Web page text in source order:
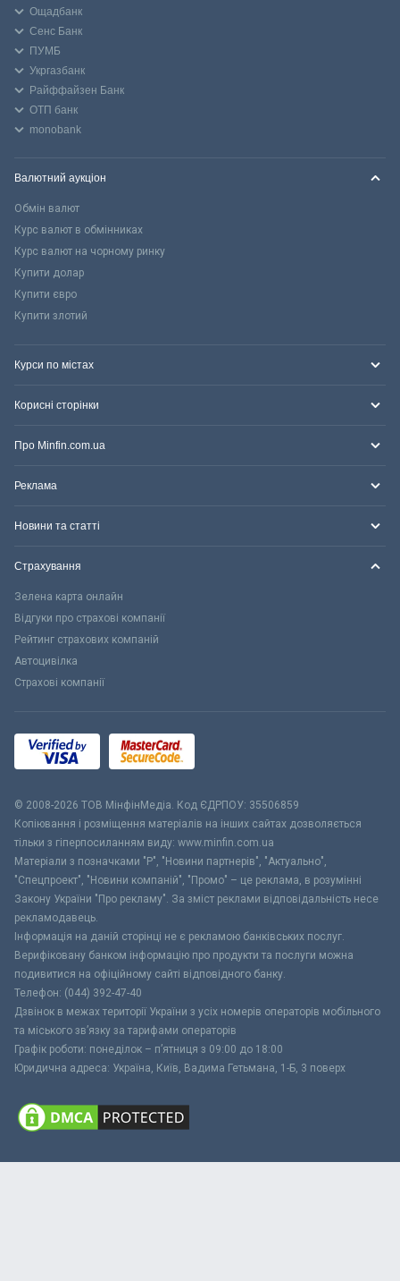
Ощадбанк
Сенс Банк
ПУМБ
Укргазбанк
Райффайзен Банк
ОТП банк
monobank
Валютний аукціон
Обмін валют
Курс валют в обмінниках
Курс валют на чорному ринку
Купити долар
Купити євро
Купити злотий
Курси по містах
Корисні сторінки
Про Minfin.com.ua
Реклама
Новини та статті
Страхування
Зелена карта онлайн
Відгуки про страхові компанії
Рейтинг страхових компаній
Автоцивілка
Страхові компанії
© 2008-2026 ТОВ МiнфiнМедiа. Код ЄДРПОУ: 35506859
Копіювання і розміщення матеріалів на інших сайтах дозволяється
тільки з гіперпосиланням виду: www.minfin.com.ua
Матеріали з позначками "Р", "Новини партнерів", "Актуально",
"Спецпроект", "Новини компаній", "Промо" – це реклама, в розумінні
Закону України "Про рекламу". За зміст реклами відповідальність несе
рекламодавець.
Інформація на даній сторінці не є рекламою банківських послуг.
Верифіковану банком інформацію про продукти та послуги можна
подивитися на офіційному сайті відповідного банку.
Телефон: (044) 392-47-40
Дзвінок в межах території України з усіх номерів операторів мобільного
та міського зв’язку за тарифами операторів
Графік роботи: понеділок – п’ятниця з 09:00 до 18:00
Юридична адреса: Україна, Київ, Вадима Гетьмана, 1-Б, 3 поверх